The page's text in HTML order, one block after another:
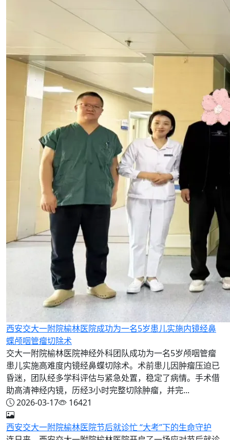
西安交大一附院榆林医院成功为一名5岁患儿实施内镜经鼻
蝶颅咽管瘤切除术
交大一附院榆林医院神经外科团队成功为一名5岁颅咽管瘤
患儿实施高难度内镜经鼻蝶切除术。术前患儿因肿瘤压迫已
昏迷，团队经多学科评估与紧急处置，稳定了病情。手术借
助高清神经内镜，历经3小时完整切除肿瘤，并完...
2026-03-17
16421
西安交大一附院榆林医院节后就诊忙 “大考”下的生命守护